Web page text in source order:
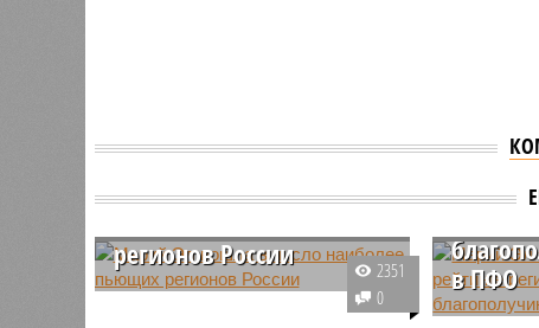
Марий Эл вошла в число
регионов России
В Национальном рейтинге
трезвости Марий Эл попала в
2351
0
Марий
место
в ПФО
Марий Эл